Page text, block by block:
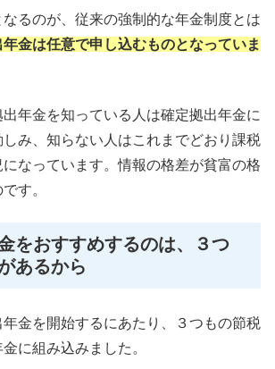
るのが、従来の強制的な年金制度とは
金は任意で申し込むものとなっていま
年金を知っている人は確定拠出年金に
み、知らない人はこれまでどおり課税
なっています。情報の格差が貧富の格
す。
をおすすめするのは、３つ
あるから
金を開始するにあたり、３つもの節税
に組み込みました。